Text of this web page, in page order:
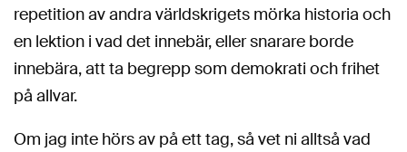
repetition av andra världskrigets mörka historia och
en lektion i vad det innebär, eller snarare borde
innebära, att ta begrepp som demokrati och frihet
på allvar.
Om jag inte hörs av på ett tag, så vet ni alltså vad